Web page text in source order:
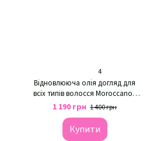
4
Відновлююча олія догляд для
всіх типів волосся Moroccanoil
Oil Treatment
1 190 грн 1 400 грн
Купити